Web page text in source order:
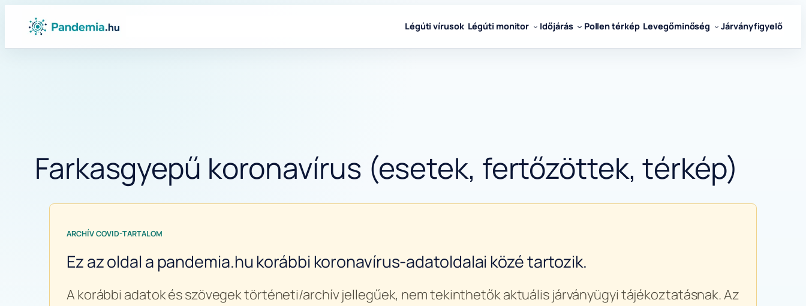
Ugrás
tartalomhoz
Légúti vírusok Légúti monitor Időjárás Pollen térkép Levegőminőség Járványfigyelő
Farkasgyepű koronavírus (esetek, fertőzöttek, térkép)
ARCHÍV COVID-TARTALOM
Ez az oldal a pandemia.hu korábbi koronavírus-adatoldalai közé tartozik.
A korábbi adatok és szövegek történeti/archív jellegűek, nem tekinthetők aktuális járványügyi tájékoztatásnak. Az